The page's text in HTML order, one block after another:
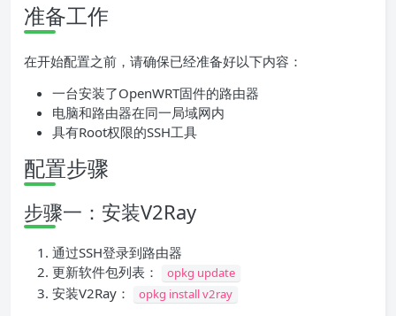
准备工作
在开始配置之前，请确保已经准备好以下内容：
一台安装了OpenWRT固件的路由器
电脑和路由器在同一局域网内
具有Root权限的SSH工具
配置步骤
步骤一：安装V2Ray
通过SSH登录到路由器
更新软件包列表：
opkg update
安装V2Ray： opkg install v2ray